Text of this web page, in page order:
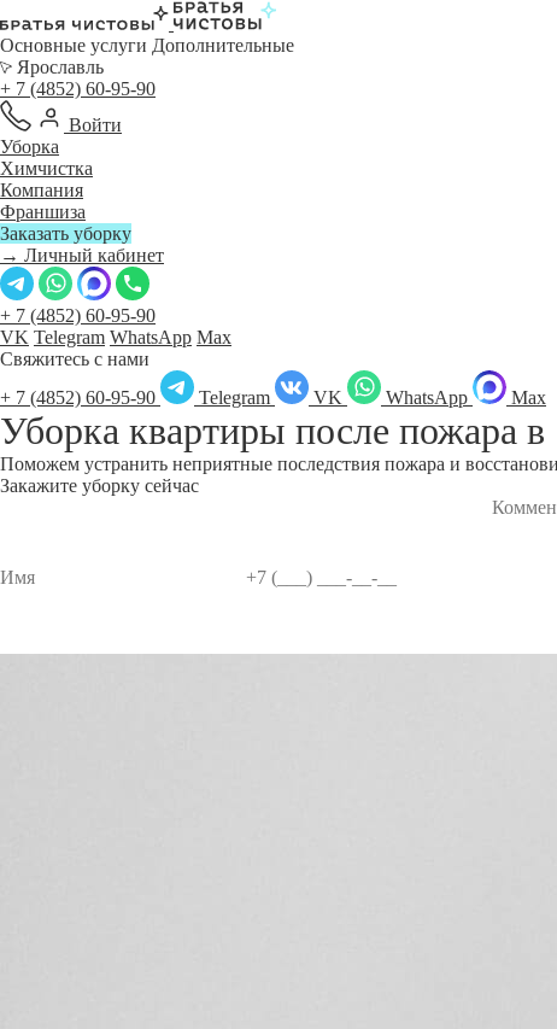
Основные услуги Дополнительные
Ярославль
+ 7 (4852) 60-95-90
Войти
Уборка
Химчистка
Компания
Франшиза
Заказать уборку
→ Личный кабинет
+ 7 (4852) 60-95-90
VK Telegram WhatsApp Max
Свяжитесь с нами
+ 7 (4852) 60-95-90
Telegram VK WhatsApp Max
Уборка квартиры после пожара в
Поможем устранить неприятные последствия пожара и
Закажите уборку сейчас